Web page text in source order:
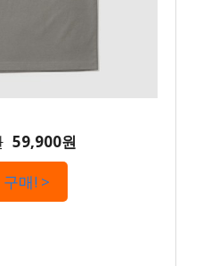
59,900원
매! >